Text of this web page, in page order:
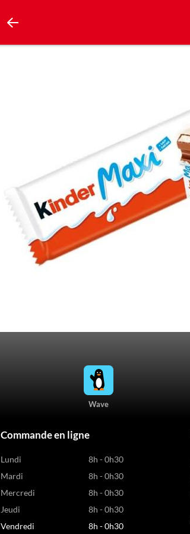
Wave
Commande en ligne
Lundi
8h - 0h30
Mardi
8h - 0h30
Mercredi
8h - 0h30
Jeudi
8h - 0h30
Vendredi
8h - 0h30